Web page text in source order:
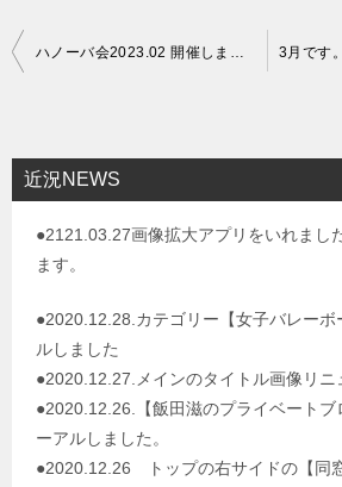
投
ビ
ゲ
ハノーバ会2023.02 開催しました
近況NEWS
●2121.03.27画像拡大アプリをいれまし
ます。
●2020.12.28.カテゴリー【女子バレーボ
ルしました
●2020.12.27.メインのタイトル画像リニ
●2020.12.26.【飯田滋のプライベートブ
ーアルしました。
●2020.12.26 トップの右サイドの【同